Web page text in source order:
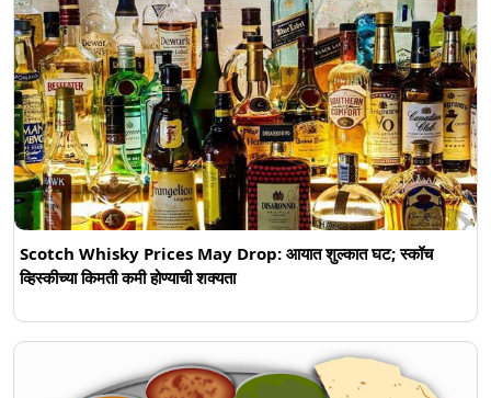
Scotch Whisky Prices May Drop: आयात शुल्कात घट; स्कॉच
व्हिस्कीच्या किमती कमी होण्याची शक्यता